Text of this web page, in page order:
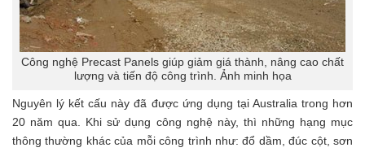
Công nghệ Precast Panels giúp giảm giá thành, nâng cao chất
lượng và tiến độ công trình. Ảnh minh họa
Nguyên lý kết cấu này đã được ứng dụng tại Australia trong hơn
20 năm qua. Khi sử dụng công nghệ này, thì những hạng mục
thông thường khác của mỗi công trình như: đổ dầm, đúc cột, sơn